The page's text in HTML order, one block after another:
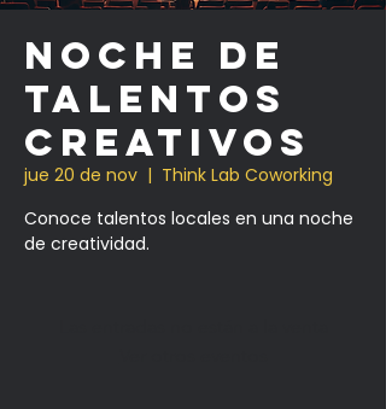
Noche de
Talentos
Creativos
jue 20 de nov
  |
Think Lab Coworking
Conoce talentos locales en una noche
de creatividad.